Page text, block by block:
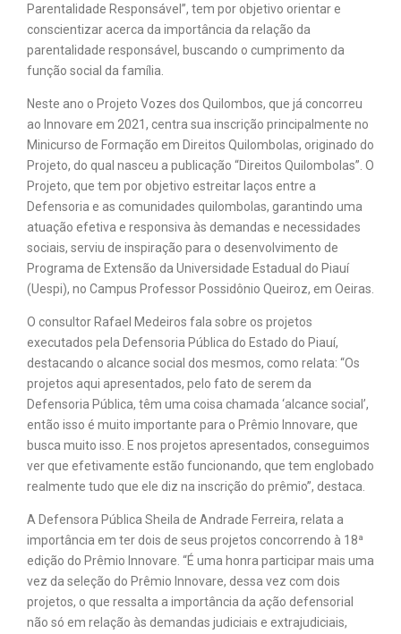
Parentalidade Responsável”, tem por objetivo orientar e
conscientizar acerca da importância da relação da
parentalidade responsável, buscando o cumprimento da
função social da família.
Neste ano o Projeto Vozes dos Quilombos, que já concorreu
ao Innovare em 2021, centra sua inscrição principalmente no
Minicurso de Formação em Direitos Quilombolas, originado do
Projeto, do qual nasceu a publicação “Direitos Quilombolas”. O
Projeto, que tem por objetivo estreitar laços entre a
Defensoria e as comunidades quilombolas, garantindo uma
atuação efetiva e responsiva às demandas e necessidades
sociais, serviu de inspiração para o desenvolvimento de
Programa de Extensão da Universidade Estadual do Piauí
(Uespi), no Campus Professor Possidônio Queiroz, em Oeiras.
O consultor Rafael Medeiros fala sobre os projetos
executados pela Defensoria Pública do Estado do Piauí,
destacando o alcance social dos mesmos, como relata: “Os
projetos aqui apresentados, pelo fato de serem da
Defensoria Pública, têm uma coisa chamada ‘alcance social’,
então isso é muito importante para o Prêmio Innovare, que
busca muito isso. E nos projetos apresentados, conseguimos
ver que efetivamente estão funcionando, que tem englobado
realmente tudo que ele diz na inscrição do prêmio”, destaca.
A Defensora Pública Sheila de Andrade Ferreira, relata a
importância em ter dois de seus projetos concorrendo à 18ª
edição do Prêmio Innovare. “É uma honra participar mais uma
vez da seleção do Prêmio Innovare, dessa vez com dois
projetos, o que ressalta a importância da ação defensorial
não só em relação às demandas judiciais e extrajudiciais,